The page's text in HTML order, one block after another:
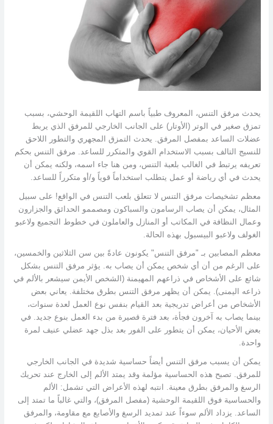
يحدث مرفق التنس، المعروف طبياً باسم التهاب اللقيمة الوحشي، بسبب
تمزق صغير في الوتر (الأوتار) على الجانب الخارجي للمرفق الذي يربط
عضلات الساعد بمفصل المرفق. يحدث التمزق المجهري والتطور اللاحق
للنسيج التالف بسبب الاستخدام القوي والمتكرر للساعد. مرفق التنس بحكم
تعريفه يرتبط في الغالب بلعبة التنس، ومن هنا جاء اسمه، ولكنه يمكن أن
يحدث في أي رياضة أو عمل يتطلب استخداماً قوياً و/أو متكرراً للساعد.
معظم تشخيصات مرفق التنس لا تتعلق بلعب التنس في الواقع! على سبيل
المثال، يمكن أن يصاب الرسامون والسباكون ومصممو الحدائق والجزارون
وعمال النظافة في المكاتب أو المنازل والعاملون في خطوط التجميع ولاعبو
الغولف ولاعبو البيسبول بهذه الحالة.
معظم المصابين بـ "مرفق التنس" يكونون عادةً بين سن الثلاثين والخمسين،
على الرغم من أن أي شخص يمكن أن يصاب به. يؤثر مرفق التنس بشكل
شائع على الأشخاص في ذراعهم المهيمنة (الشخص الأيمن سيشعر بالألم في
ذراعه اليمنى). يمكن أن يظهر مرفق التنس بطرق مختلفة. يعاني بعض
الأشخاص من أعراض تدريجية بعد القيام بنفس نوع العمل لعدة سنوات،
بينما يصاب به آخرون فجأة، بعد فترة قصيرة من بدء العمل بنوع جديد. في
بعض الأحيان، يمكن أن يتطور على الفور بعد بذل جهد عضلي عنيف لمرة
واحدة.
يمكن أن يسبب مرفق التنس أيضاً حساسية شديدة في الجانب الخارجي
للمرفق. تصبح هذه الحساسية مؤلمة وقد يمتد الألم إلى الخارج عند تحريك
الرسغ والمرفق بطرق معينة. انتبه لهذه الأعراض التي تشمل: الألم
والحساسية فوق اللقيمة الوحشية (مفصل المرفق)، والتي غالباً ما تمتد إلى
الساعد. يزداد الألم سوءاً عند تمديد الرسغ والأصابع مع مقاومة، والمرفق